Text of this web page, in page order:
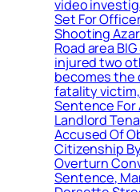
video
Set For
Shooting
Road area
injured two
becomes the
fatality victim,
Sentence
Landlord
Accused Of
Citizenship
Overturn
Sentence,